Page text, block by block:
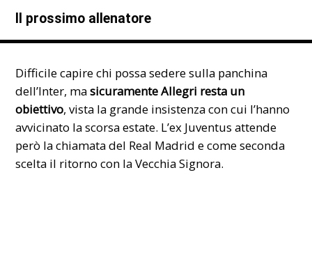
Il prossimo allenatore
Difficile capire chi possa sedere sulla panchina
dell’Inter, masicuramenteAllegri resta un
obiettivo, vista la grande insistenza con cui l’hanno
avvicinato la scorsa estate. L’ex Juventus attende
però la chiamata del Real Madrid e come seconda
scelta il ritorno con la Vecchia Signora.